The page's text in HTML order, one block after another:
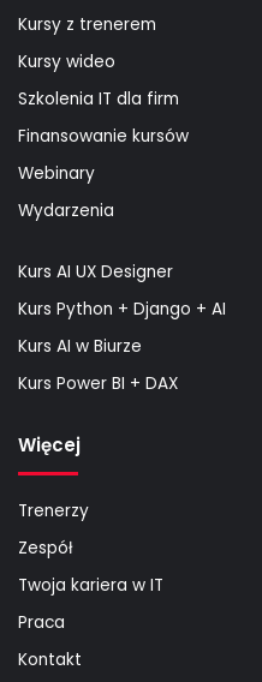
Kursy z trenerem
Kursy wideo
Szkolenia IT dla firm
Finansowanie kursów
Webinary
Wydarzenia
Kurs AI UX Designer
Kurs Python + Django + AI
Kurs AI w Biurze
Kurs Power BI + DAX
Więcej
Trenerzy
Zespół
Twoja kariera w IT
Praca
Kontakt